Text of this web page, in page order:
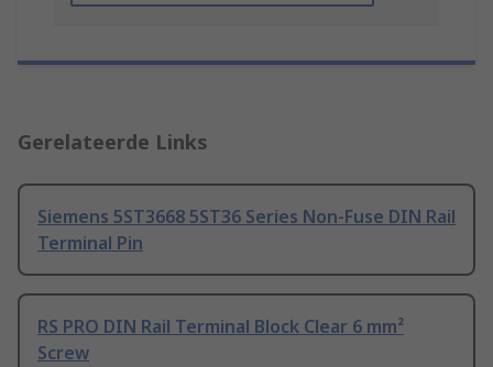
Gerelateerde Links
Siemens 5ST3668 5ST36 Series Non-Fuse DIN Rail
Terminal Pin
RS PRO DIN Rail Terminal Block Clear 6 mm²
Screw